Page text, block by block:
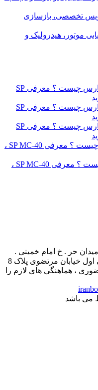
تخصصی، بازسازی
موتور، هیدرولیک و
مینی لودر سنوپارس چیست ؟ معرفی SP
مینی لودر سنوپارس چیست ؟ معرفی SP
مینی لودر سنوپارس چیست ؟ معرفی SP
مینی لودر سنوپارس چیست ؟ معرفی SP MC-40 ،
مینی لودر سنوپارس چیست ؟ معرفی SP MC-40 ،
حر . خ امام خمینی .
خیابان کمالی . خیابان اسکندری جنوبی اول خیابان مرتضوی پلاک 8
، هماهنگی های لازم را
می باشد